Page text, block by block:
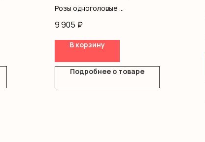
Розы одноголовые
9 905 ₽
В корзину
Подробнее о товаре